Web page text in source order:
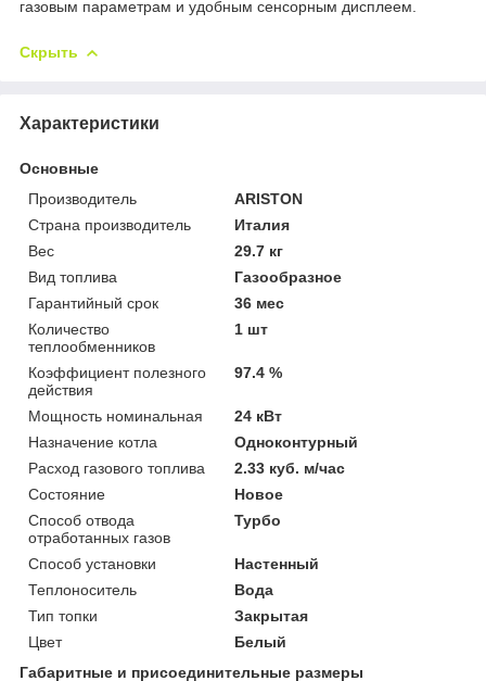
газовым параметрам и удобным сенсорным дисплеем.
Скрыть
Характеристики
Основные
Производитель
ARISTON
Страна производитель
Италия
Вес
29.7 кг
Вид топлива
Газообразное
Гарантийный срок
36 мес
Количество
теплообменников
1 шт
Коэффициент полезного
действия
97.4 %
Мощность номинальная
24 кВт
Назначение котла
Одноконтурный
Расход газового топлива
2.33 куб. м/час
Состояние
Новое
Способ отвода
отработанных газов
Турбо
Способ установки
Настенный
Теплоноситель
Вода
Тип топки
Закрытая
Цвет
Белый
Габаритные и присоединительные размеры